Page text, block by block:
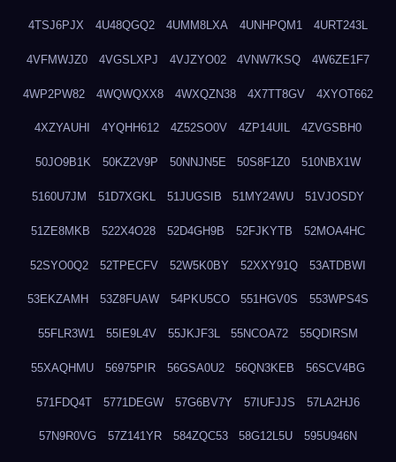
4TSJ6PJX 4U48QGQ2 4UMM8LXA 4UNHPQM1 4URT243L
4VFMWJZ0 4VGSLXPJ 4VJZYO02 4VNW7KSQ 4W6ZE1F7
4WP2PW82 4WQWQXX8 4WXQZN38 4X7TT8GV 4XYOT662
4XZYAUHI 4YQHH612 4Z52SO0V 4ZP14UIL 4ZVGSBH0
50JO9B1K 50KZ2V9P 50NNJN5E 50S8F1Z0 510NBX1W
5160U7JM 51D7XGKL 51JUGSIB 51MY24WU 51VJOSDY
51ZE8MKB 522X4O28 52D4GH9B 52FJKYTB 52MOA4HC
52SYO0Q2 52TPECFV 52W5K0BY 52XXY91Q 53ATDBWI
53EKZAMH 53Z8FUAW 54PKU5CO 551HGV0S 553WPS4S
55FLR3W1 55IE9L4V 55JKJF3L 55NCOA72 55QDIRSM
55XAQHMU 56975PIR 56GSA0U2 56QN3KEB 56SCV4BG
571FDQ4T 5771DEGW 57G6BV7Y 57IUFJJS 57LA2HJ6
57N9R0VG 57Z141YR 584ZQC53 58G12L5U 595U946N